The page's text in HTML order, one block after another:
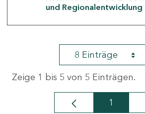
und Regionalentwicklung
8 Einträge
Zeige 1 bis 5 von 5 Einträgen.
Seite
1